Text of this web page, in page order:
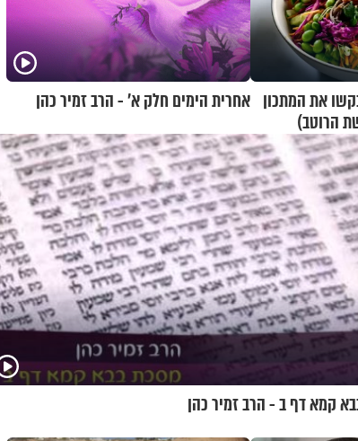
את המתכון
הרוטב)
אחרית הימים חלק א’ - הרב זמיר כהן
קמא דף ב - הרב זמיר כהן